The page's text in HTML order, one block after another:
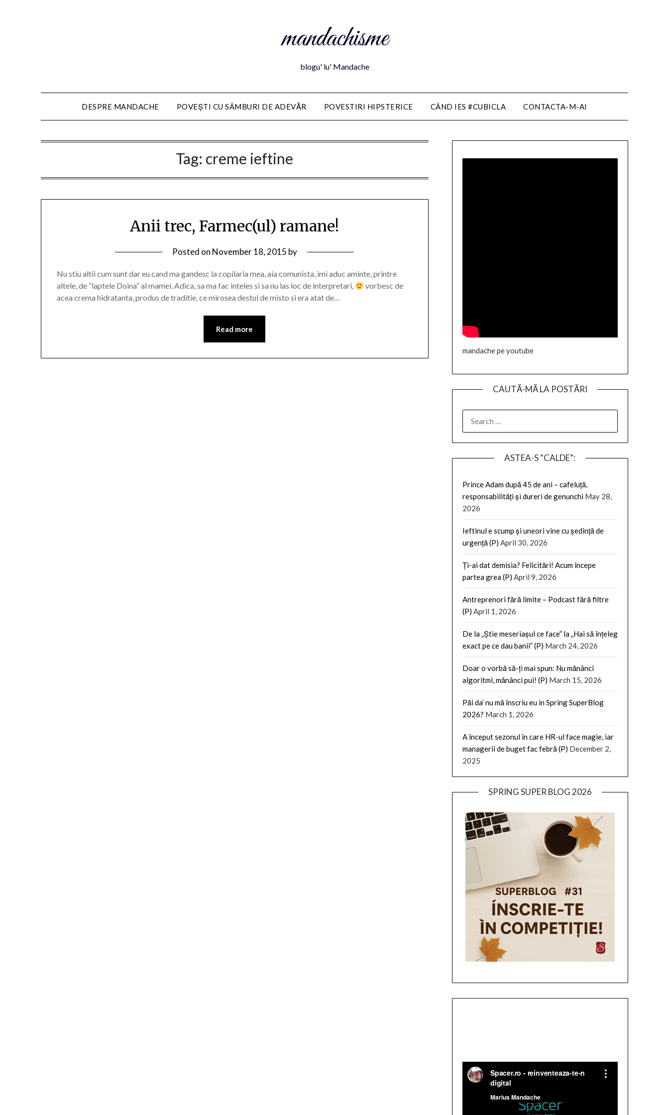
mandachisme
blogu' lu' Mandache
DESPRE MANDACHE POVEȘTI CU SÂMBURI DE ADEVĂR POVESTIRI HIPSTERICE CÂND IES #CUBICLA CONTACTA-M-AI
Tag: creme ieftine
Anii trec, Farmec(ul) ramane!
Posted on November 18, 2015 by
Nu stiu altii cum sunt dar eu cand ma gandesc la copilaria mea, aia comunista, imi aduc aminte, printre
altele, de “laptele Doina” al mamei. Adica, sa ma fac inteles si sa nu las loc de interpretari,
vorbesc de
acea crema hidratanta, produs de traditie, ce mirosea destul de misto si era atat de…
Read more
mandache pe youtube
CAUTĂ-MĂ LA POSTĂRI
FOR:
ASTEA-S “CALDE”:
Prince Adam după 45 de ani – cafeluță,
responsabilități și dureri de genunchi May 28,
2026
Ieftinul e scump și uneori vine cu ședință de
urgență (P) April 30, 2026
Ți-ai dat demisia? Felicitări! Acum începe
partea grea (P) April 9, 2026
Antreprenori fără limite – Podcast fără filtre
(P) April 1, 2026
De la „Știe meseriașul ce face” la „Hai să înțeleg
exact pe ce dau banii” (P) March 24, 2026
Doar o vorbă să-ți mai spun: Nu mănânci
algoritmi, mănânci pui! (P) March 15, 2026
Păi da’ nu mă înscriu eu in Spring SuperBlog
2026? March 1, 2026
A început sezonul în care HR-ul face magie, iar
managerii de buget fac febră (P) December 2,
2025
SPRING SUPER BLOG 2026